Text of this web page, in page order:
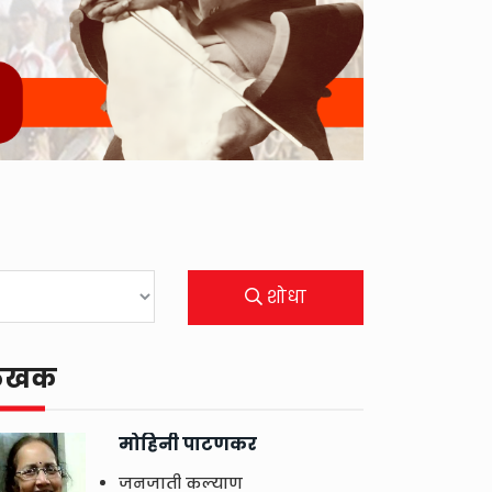
शोधा
मोहिनी पाटणकर
जनजाती कल्याण